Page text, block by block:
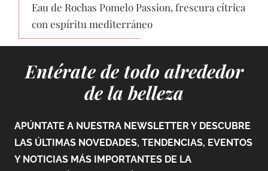
Eau de Rochas Pomelo Passion, frescura cítrica
con espíritu mediterráneo
Entérate de todo alrededor
de la belleza
APÚNTATE A NUESTRA NEWSLETTER Y DESCUBRE
LAS ÚLTIMAS NOVEDADES, TENDENCIAS, EVENTOS
Y NOTICIAS MÁS IMPORTANTES DE LA